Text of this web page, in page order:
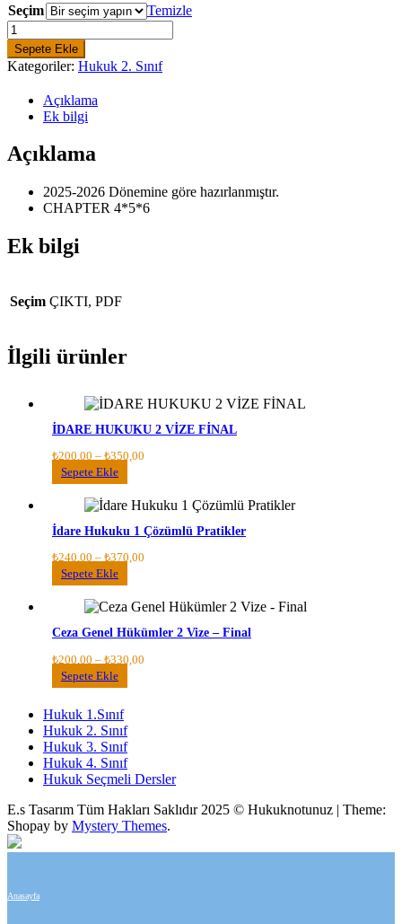
₺200,00
-
Seçim
Temizle
İNTERNATİONAL
LAW
2
CHAPTER
Sepete Ekle
Kategoriler: Hukuk 2. Sınıf
Açıklama
Ek bilgi
Açıklama
2025-2026 Dönemine göre hazırlanmıştır.
CHAPTER 4*5*6
Ek bilgi
Seçim ÇIKTI, PDF
İlgili ürünler
İDARE HUKUKU 2 VİZE FİNAL
₺200,00 – ₺350,00
₺350,00
Sepete Ekle
ürünün
birden
varyasyonu
var.
Seçenekler
ürün
sayfasından
seçilebilir
İdare Hukuku 1 Çözümlü Pratikler
₺240,00 – ₺370,00
₺370,00
Sepete Ekle
ürünün
birden
varyasyonu
var.
Seçenekler
ürün
Ceza Genel Hükümler 2 Vize – Final
₺200,00 – ₺330,00
Sepete Ekle
ürünün
fazla
varyasyonu
var.
Seçenekler
ürün
sayfasından
seçilebilir
Hukuk 1.Sınıf
Hukuk 2. Sınıf
Hukuk 3. Sınıf
Hukuk 4. Sınıf
Hukuk Seçmeli Dersler
E.s Tasarım Tüm Hakları Saklıdır 2025 © Hukuknotunuz | Theme:
Shopay by Mystery Themes.
Anasayfa